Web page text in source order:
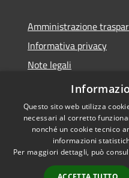
Amministrazione
Informativa privacy
Note legali
Dichiarazione di
Accessibilità
Questo sito web utilizza
necessari al corretto
nonché un cookie tecnico
informazioni
Per maggiori dettagli, può